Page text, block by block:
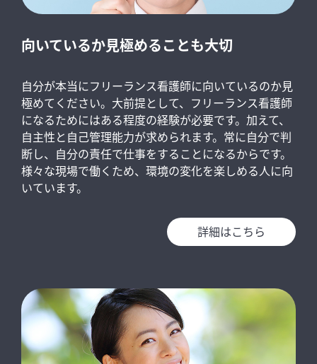
向いているか見極めることも大切
自分が本当にフリーランス看護師に向いているのか見
極めてください。大前提として、フリーランス看護師
になるためにはある程度の経験が必要です。加えて、
自主性と自己管理能力が求められます。常に自分で判
断し、自分の責任で仕事をすることになるからです。
様々な現場で働くため、環境の変化を楽しめる人に向
いています。
詳細はこちら